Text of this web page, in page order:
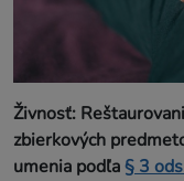
Živnosť:
zbierkových
umenia podľa§ 3